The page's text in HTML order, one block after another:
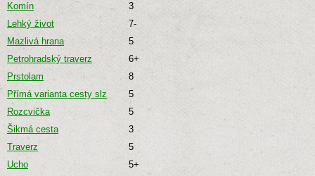
Komín
3
Lehký život
7-
Mazlivá hrana
5
Petrohradský traverz
6+
Prstolam
8
Přímá varianta cesty slz
5
Rozcvička
5
Šikmá cesta
3
Traverz
5
Ucho
5+